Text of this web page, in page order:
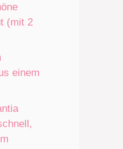
(mit 2
einem